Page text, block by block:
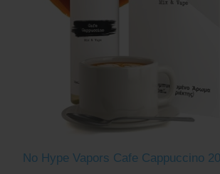
No Hype Vapors Cafe Cappuccino